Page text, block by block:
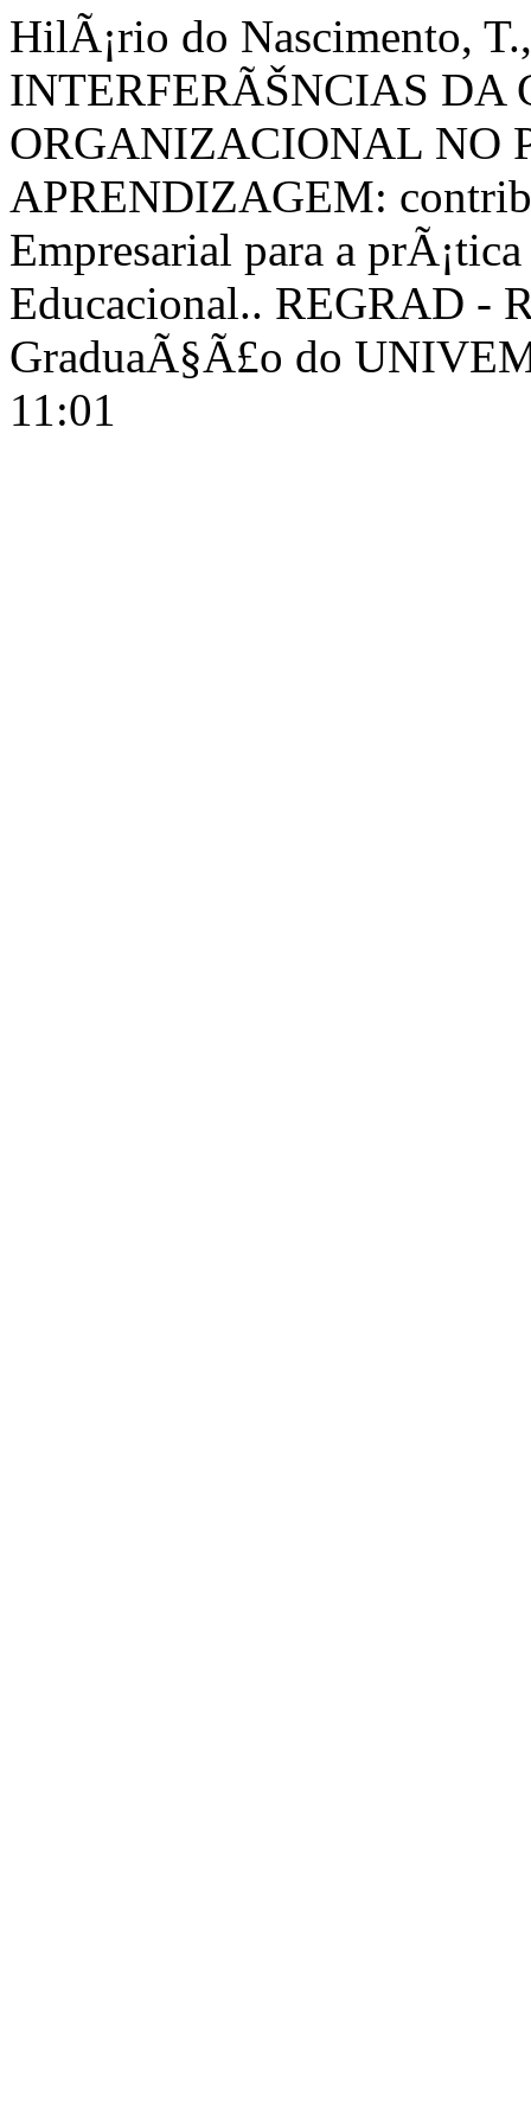
HilÃ¡rio do Nascimento,
INTERFERÃŠNCIAS DA
ORGANIZACIONAL NO
APRENDIZAGEM:
Empresarial para a
Educacional.. REGRAD -
GraduaÃ§Ã£o do
11:01